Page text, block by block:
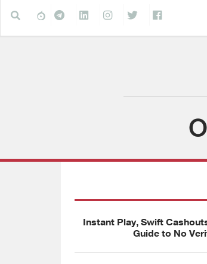
Instant Play, Swift
Guide to No